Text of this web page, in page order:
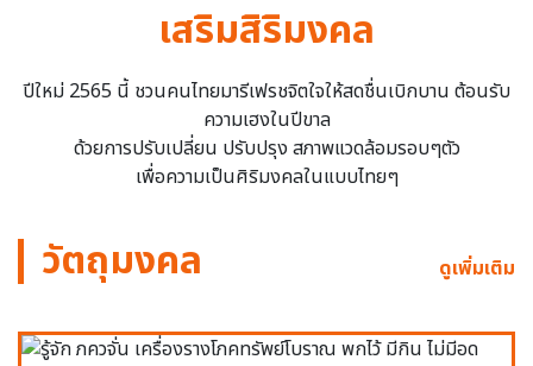
เสริมสิริมงคล
ปีใหม่ 2565 นี้ ชวนคนไทยมารีเฟรชจิตใจให้สดชื่นเบิกบาน ต้อนรับ
ความเฮงในปีขาล
ด้วยการปรับเปลี่ยน ปรับปรุง สภาพแวดล้อมรอบๆตัว
เพื่อความเป็นศิริมงคลในแบบไทยๆ
วัตถุมงคล ดูเพิ่มเติม